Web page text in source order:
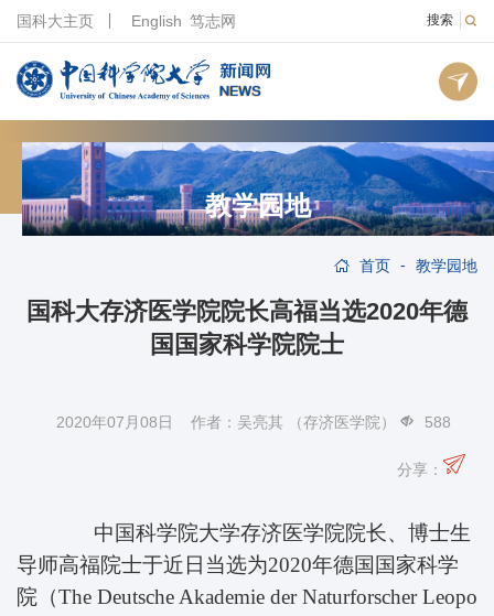
搜索
国科大主页 English 笃志网
教学园地
首页 - 教学园地
国科大存济医学院院长高福当选2020年德
国国家科学院院士
2020年07月08日 作者：吴亮其 （存济医学院） 588
分享：
中国科学院大学存济医学院院长、博士生
导师高福院士于近日当选为2020年德国国家科学
院（The Deutsche Akademie der Naturforscher Leopo